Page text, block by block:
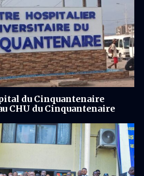
du Cinquantenaire
CHU du Cinquantenaire